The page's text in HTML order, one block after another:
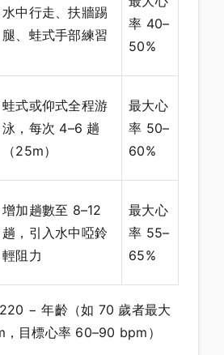
水中行走、扶牆踢
腿、蛙式手部練習
率 40–
50%
蛙式或仰式全程游
泳，每次 4–6 趟
（25m）
最大心
率 50–
60%
增加趟數至 8–12
趟，引入水中啞鈴
輕阻力
最大心
率 55–
65%
220 − 年齡（如 70 歲者最大
目標心率 60–90 bpm）